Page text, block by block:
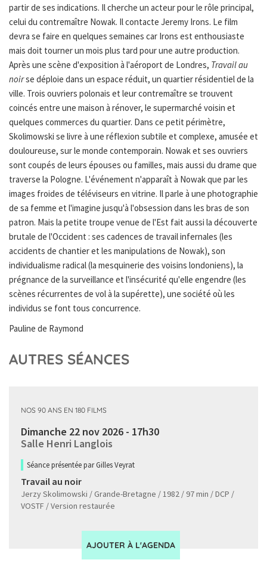
partir de ses indications. Il cherche un acteur pour le rôle principal,
celui du contremaître Nowak. Il contacte Jeremy Irons. Le film
devra se faire en quelques semaines car Irons est enthousiaste
mais doit tourner un mois plus tard pour une autre production.
Après une scène d'exposition à l'aéroport de Londres, Travail au
noirse déploie dans un espace réduit, un quartier résidentiel de la
ville. Trois ouvriers polonais et leur contremaître se trouvent
coincés entre une maison à rénover, le supermarché voisin et
quelques commerces du quartier. Dans ce petit périmètre,
Skolimowski se livre à une réflexion subtile et complexe, amusée et
douloureuse, sur le monde contemporain. Nowak et ses ouvriers
sont coupés de leurs épouses ou familles, mais aussi du drame que
traverse la Pologne. L'événement n'apparaît à Nowak que par les
images froides de téléviseurs en vitrine. Il parle à une photographie
de sa femme et l'imagine jusqu'à l'obsession dans les bras de son
patron. Mais la petite troupe venue de l'Est fait aussi la découverte
brutale de l'Occident : ses cadences de travail infernales (les
accidents de chantier et les manipulations de Nowak), son
individualisme radical (la mesquinerie des voisins londoniens), la
prégnance de la surveillance et l'insécurité qu'elle engendre (les
scènes récurrentes de vol à la supérette), une société où les
individus se font tous concurrence.
Pauline de Raymond
AUTRES SÉANCES
NOS 90 ANS EN 180 FILMS
Dimanche 22 nov 2026 - 17h30
Salle Henri Langlois
Séance présentée par Gilles Veyrat
Travail au noir
Jerzy Skolimowski / Grande-Bretagne / 1982 / 97 min / DCP /
VOSTF / Version restaurée
AJOUTER À L'AGENDA